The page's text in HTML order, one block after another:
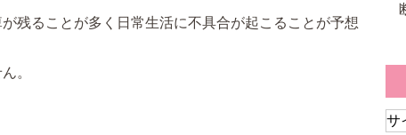
残ることが多く日常生活に不具合が起こることが予想
。